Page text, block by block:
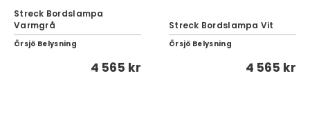
Streck Bordslampa
Varmgrå
Örsjö Belysning
4 565 kr
Streck Bordslampa Vit
Örsjö Belysning
4 565 kr